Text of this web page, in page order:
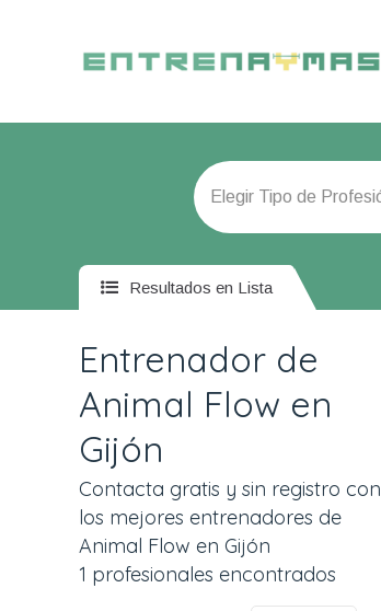
Resultados en Lista
Entrenador de
Animal Flow en
Gijón
Contacta gratis y sin registro con
los mejores entrenadores de
Animal Flow en Gijón
1 profesionales encontrados